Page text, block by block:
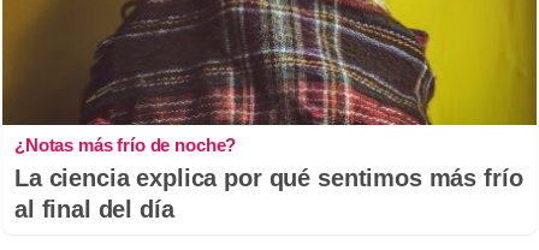
¿Notas más frío de noche?
La ciencia explica por qué sentimos más frío
al final del día